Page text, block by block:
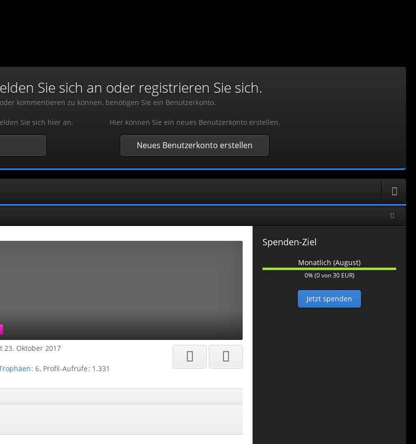
Sie sich an oder registrieren Sie sich.
kommentieren zu können, benötigen Sie ein Benutzerkonto.
Sie sich hier an. Hier können Sie ein neues Benutzerkonto erstellen.
Neues Benutzerkonto erstellen
23. Oktober 2017
6 Profil-Aufrufe 1.331
Spenden-Ziel
Monatlich (August)
0
0% (0 von 30 EUR)
Jetzt spenden